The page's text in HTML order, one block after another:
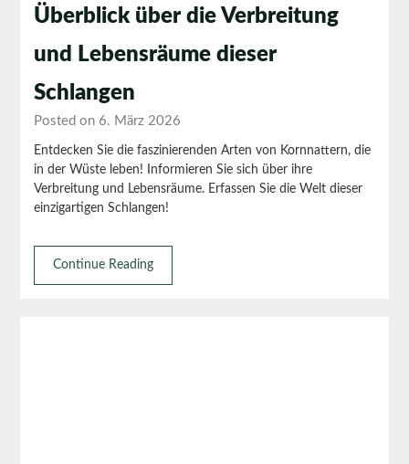
Überblick über die Verbreitung
und Lebensräume dieser
Schlangen
Posted on 6. März 2026
Entdecken Sie die faszinierenden Arten von Kornnattern, die
in der Wüste leben! Informieren Sie sich über ihre
Verbreitung und Lebensräume. Erfassen Sie die Welt dieser
einzigartigen Schlangen!
Continue Reading